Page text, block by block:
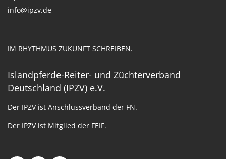
info@ipzv.de
IM RHYTHMUS ZUKUNFT SCHREIBEN.
Islandpferde-Reiter- und Züchterverband
Deutschland (IPZV) e.V.
Der IPZV ist Anschlussverband der FN.
Der IPZV ist Mitglied der FEIF.